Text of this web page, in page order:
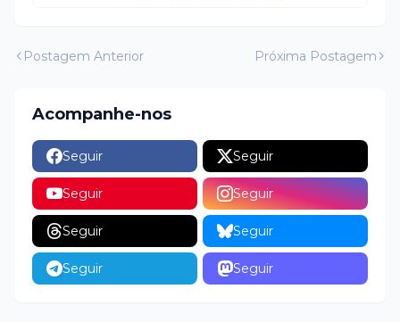
Postagem Anterior Próxima Postagem
Acompanhe-nos
Seguir Seguir
Seguir Seguir
Seguir Seguir
Seguir Seguir